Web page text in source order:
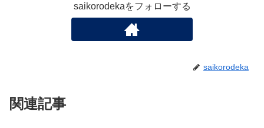
saikorodekaをフォローする
saikorodeka
関連記事